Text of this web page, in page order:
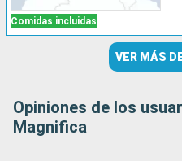
Comidas incluidas
VER MÁS
Opiniones de los
Magnifica